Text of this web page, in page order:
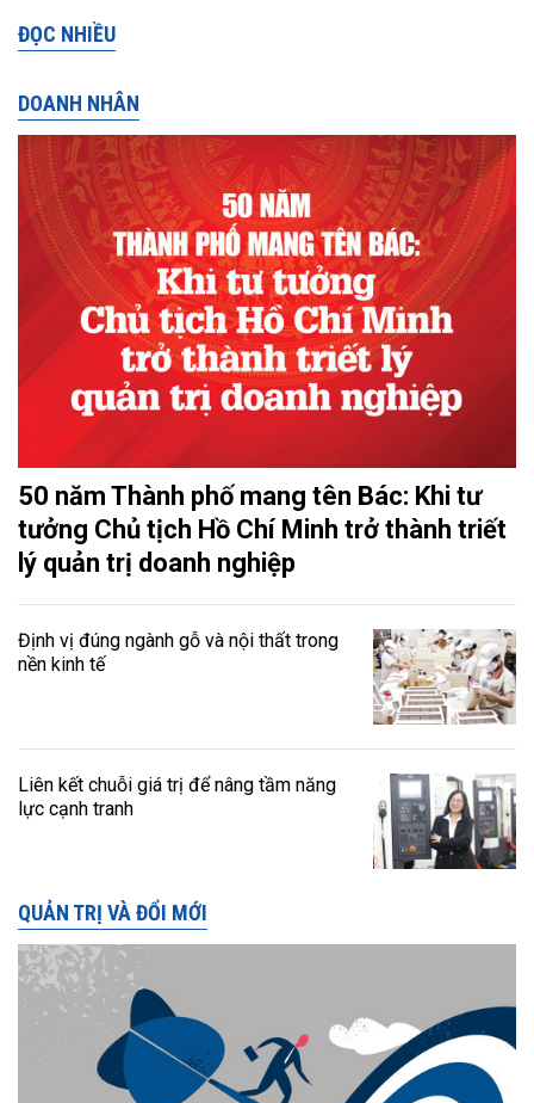
ĐỌC NHIỀU
DOANH NHÂN
50 năm Thành phố mang tên Bác: Khi tư
tưởng Chủ tịch Hồ Chí Minh trở thành triết
lý quản trị doanh nghiệp
Định vị đúng ngành gỗ và nội thất trong
nền kinh tế
Liên kết chuỗi giá trị để nâng tầm năng
lực cạnh tranh
QUẢN TRỊ VÀ ĐỔI MỚI